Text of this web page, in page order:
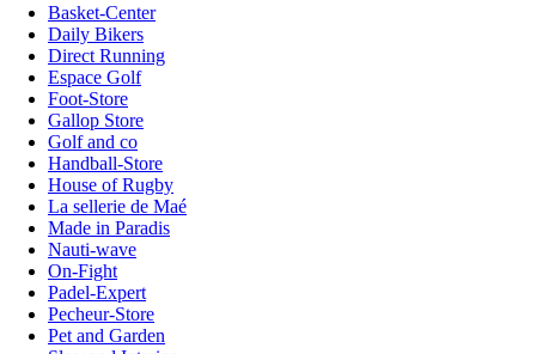
Basket-Center
Daily Bikers
Direct Running
Espace Golf
Foot-Store
Gallop Store
Golf and co
Handball-Store
House of Rugby
La sellerie de Maé
Made in Paradis
Nauti-wave
On-Fight
Padel-Expert
Pecheur-Store
Pet and Garden